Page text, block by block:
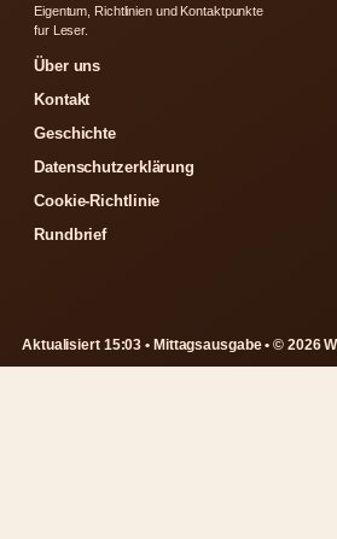
Eigentum, Richtlinien und Kontaktpunkte
fur Leser.
Über uns
Kontakt
Geschichte
Datenschutzerklärung
Cookie-Richtlinie
Rundbrief
Aktualisiert 15:03 • Mittagsausgabe • © 2026